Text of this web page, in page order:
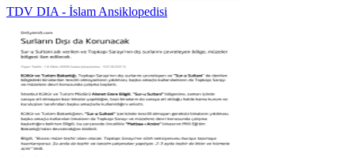
TDV DIA - İslam Ansiklopedisi